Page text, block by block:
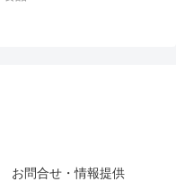
お問合せ・情報提供